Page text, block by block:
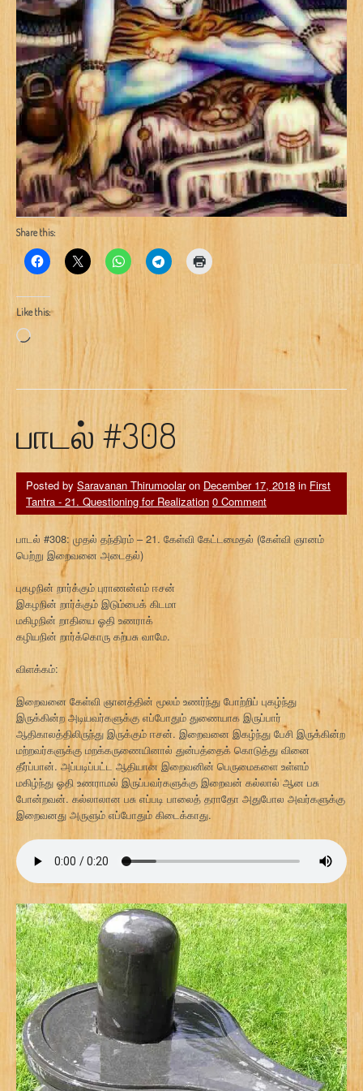
Share this:
Like this:
Loading…
பாடல் #308
Posted by Saravanan Thirumoolaron December 17, 2018 in First
Tantra - 21. Questioning for Realization 0 Comment
பாடல் #308: முதல் தந்திரம் – 21. கேள்வி கேட்டமைதல் (கேள்வி ஞானம்
பெற்று இறைவனை அடைதல்)
புகழநின் றார்க்கும் புராணன்எம் ஈசன்
இகழநின் றார்க்கும் இடும்பைக் கிடமா
மகிழநின் றாதியை ஓதி உணராக்
கழியநின் றார்க்கொரு கற்பசு வாமே.
விளக்கம்:
இறைவனை கேள்வி ஞானத்தின் மூலம் உணர்ந்து போற்றிப் புகழ்ந்து
இருக்கின்ற அடியவர்களுக்கு எப்போதும் துணையாக இருப்பார்
ஆதிகாலத்திலிருந்து இருக்கும் ஈசன். இறைவனை இகழ்ந்து பேசி இருக்கின்ற
மற்றவர்களுக்கு மறக்கருணையினால் துன்பத்தைக் கொடுத்து வினை
தீர்ப்பான். அப்படிப்பட்ட ஆதியான இறைவனின் பெருமைகளை உள்ளம்
மகிழ்ந்து ஓதி உணராமல் இருப்பவர்களுக்கு இறைவன் கல்லால் ஆன பசு
போன்றவன். கல்லாலான பசு எப்படி பாலைத் தராதோ அதுபோல அவர்களுக்கு
இறைவனது அருளும் எப்போதும் கிடைக்காது.